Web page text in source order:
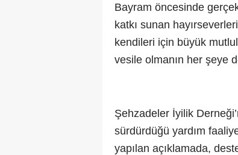
Bayram öncesinde
katkı sunan
kendileri için büyük
vesile olmanın her şeye
Şehzadeler İyilik
sürdürdüğü yardım
yapılan açıklamada,